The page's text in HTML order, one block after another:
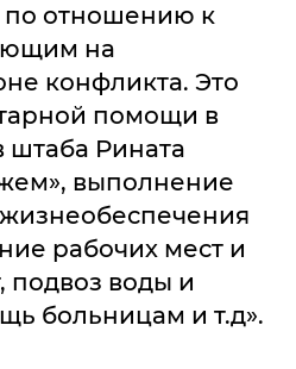
по отношению к
на
конфликта. Это
помощи в
штаба Рината
выполнение
рабочих мест и
подвоз воды и
больницам и т.д».